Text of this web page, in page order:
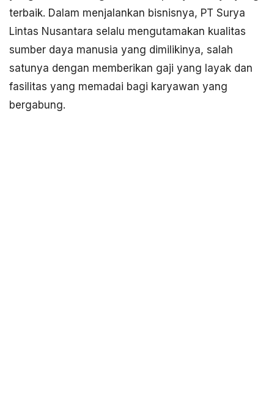
terbaik. Dalam menjalankan bisnisnya, PT Surya
Lintas Nusantara selalu mengutamakan kualitas
sumber daya manusia yang dimilikinya, salah
satunya dengan memberikan gaji yang layak dan
fasilitas yang memadai bagi karyawan yang
bergabung.